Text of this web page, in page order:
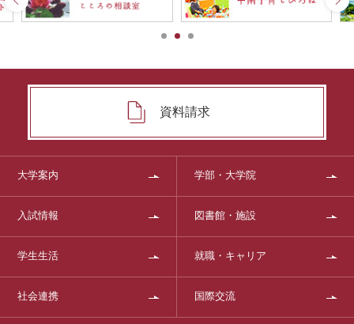
資料請求
大学案内 学部・大学院
入試情報 図書館・施設
学生生活 就職・キャリア
社会連携 国際交流